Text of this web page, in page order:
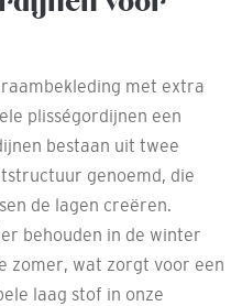
met extra
plisségordijnen een
bestaan uit twee
genoemd, die
de lagen creëren.
behouden in de winter
zomer, wat zorgt voor een
laag stof in onze